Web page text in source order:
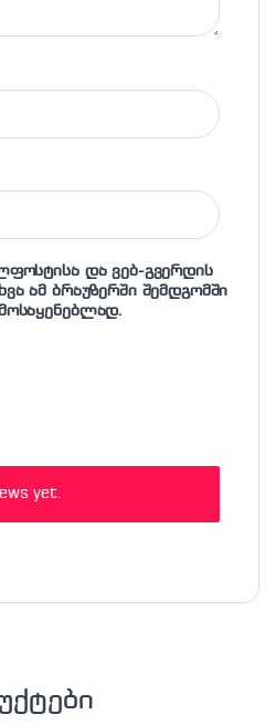
და ვებ-გვერდის
ამ ბრაუზერში შემდგომში
yet.